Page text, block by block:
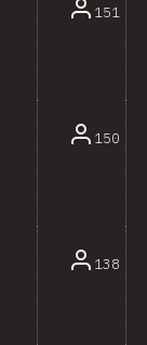
151
150
138